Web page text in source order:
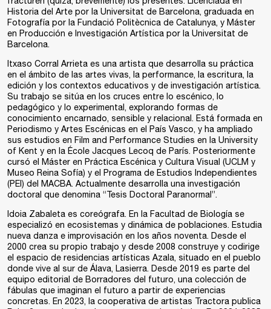
Historia del Arte por la Universitat de Barcelona, graduada en
Fotografía por la Fundació Politècnica de Catalunya, y Máster
en Producción e Investigación Artística por la Universitat de
Barcelona.
Itxaso Corral Arrieta es una artista que desarrolla su práctica
en el ámbito de las artes vivas, la performance, la escritura, la
edición y los contextos educativos y de investigación artística.
Su trabajo se sitúa en los cruces entre lo escénico, lo
pedagógico y lo experimental, explorando formas de
conocimiento encarnado, sensible y relacional. Está formada en
Periodismo y Artes Escénicas en el País Vasco, y ha ampliado
sus estudios en Film and Performance Studies en la University
of Kent y en la École Jacques Lecoq de París. Posteriormente
cursó el Máster en Práctica Escénica y Cultura Visual (UCLM y
Museo Reina Sofía) y el Programa de Estudios Independientes
(PEI) del MACBA. Actualmente desarrolla una investigación
doctoral que denomina “Tesis Doctoral Paranormal”.
Idoia Zabaleta es coreógrafa. En la Facultad de Biología se
especializó en ecosistemas y dinámica de poblaciones. Estudia
nueva danza e improvisación en los años noventa. Desde el
2000 crea su propio trabajo y desde 2008 construye y codirige
el espacio de residencias artísticas Azala, situado en el pueblo
donde vive al sur de Álava, Lasierra. Desde 2019 es parte del
equipo editorial de Borradores del futuro, una colección de
fábulas que imaginan el futuro a partir de experiencias
concretas. En 2023, la cooperativa de artistas Tractora publica